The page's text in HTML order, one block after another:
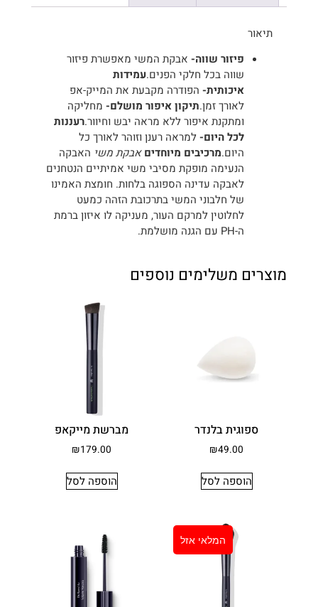
תיאור
פיזור שווה- אבקת המשי מאפשרת פיזור
שווה בכל חלקי הפנים.עמידות
איכותית- הפודרה מקבעת את המייק-אפ
לאורך זמן.תיקון איפור מושלם- מחליקה
ומתקנת איפור ללא מראה יבש וחיוור.רעננות
לכל היום- למראה רענן וזוהר לאורך כל
היום.מרכיבים מיוחדיםאבקת משי האבקה
הנעימה מופקת מסיבי משי אמיתיים הנטחנים
לאבקה עדינה הספוגה בלחות. חומצת האמינו
של חלבוני המשי בתרכובת הזהה כמעט
לחלוטין למרקם העור, מעניקה לו איזון ברמת
ה-PH עם הגנה מושלמת.
מוצרים משלימים נוספים
ספוגית בלנדר
₪49.00
הוספה לסל
מברשת מייקאפ
₪179.00
הוספה לסל
המלאי אזל